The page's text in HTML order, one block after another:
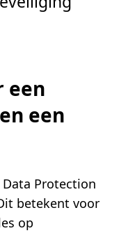
een
een
Protection
betekent voor
op